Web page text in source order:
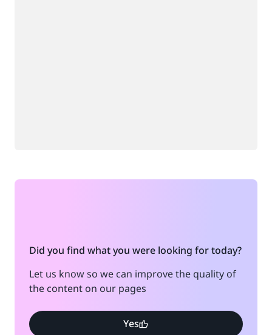
Did you find what you were looking for today?
Let us know so we can improve the quality of
the content on our pages
Yes